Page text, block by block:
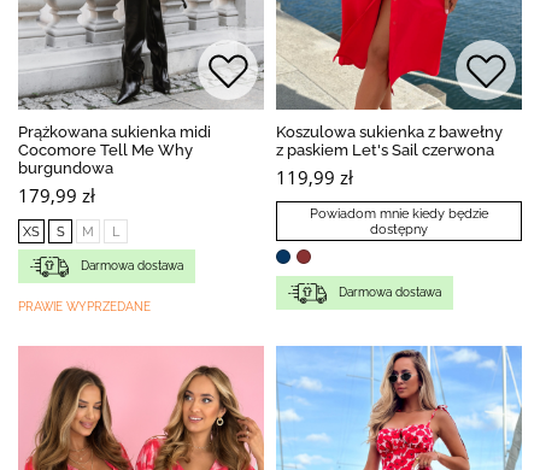
Prążkowana sukienka midi
Cocomore Tell Me Why
burgundowa
179,99 zł
XS S M L
Darmowa dostawa
PRAWIE WYPRZEDANE
Koszulowa sukienka z bawełny
z paskiem Let's Sail czerwona
119,99 zł
Powiadom mnie kiedy będzie
dostępny
Darmowa dostawa